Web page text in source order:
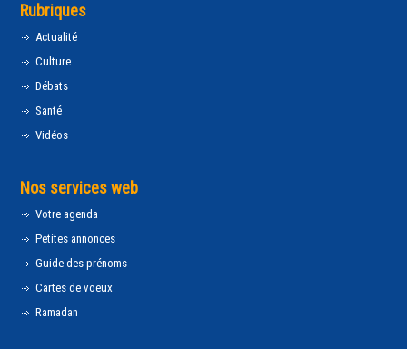
Rubriques
Actualité
Culture
Débats
Santé
Vidéos
Nos services web
Votre agenda
Petites annonces
Guide des prénoms
Cartes de voeux
Ramadan